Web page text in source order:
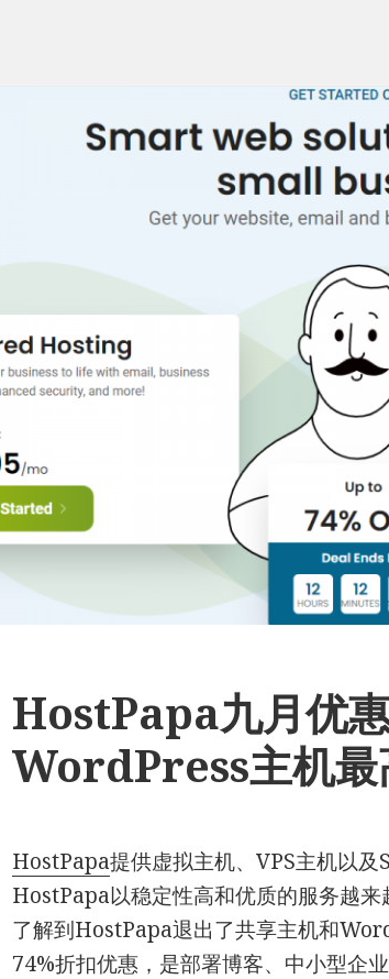
HostPapa九月优
WordPress主机最
HostPapa提供虚拟主机、VPS主机以
HostPapa以稳定性高和优质的服务越
了解到HostPapa退出了共享主机和
74%折扣优惠，是部署博客、中小型企